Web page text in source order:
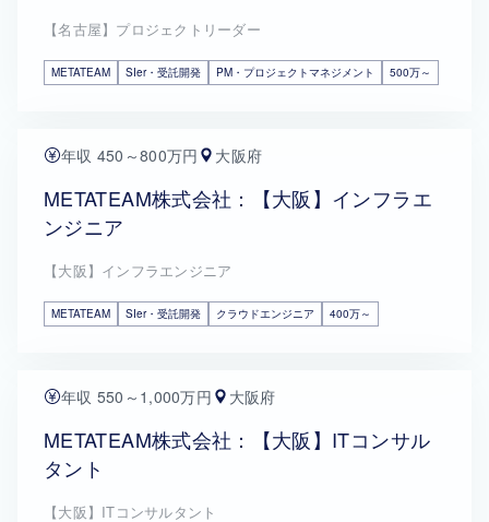
【名古屋】プロジェクトリーダー
METATEAM SIer・受託開発 PM・プロジェクトマネジメント 500万～
年収 450～800万円 大阪府
METATEAM株式会社：【大阪】インフラエ
ンジニア
【大阪】インフラエンジニア
METATEAM SIer・受託開発 クラウドエンジニア 400万～
年収 550～1,000万円 大阪府
METATEAM株式会社：【大阪】ITコンサル
タント
【大阪】ITコンサルタント